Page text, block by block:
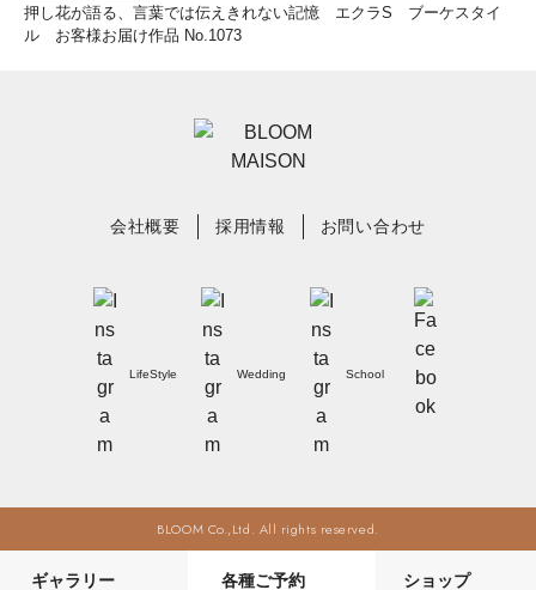
ギャラリー 各種ご予約 ショップ
押し花が語る、言葉では伝えきれない記憶 エクラS ブーケスタイ
ル お客様お届け作品 No.1073
会社概要 採用情報 お問い合わせ
LifeStyle Wedding School
BLOOM Co.,Ltd. All rights reserved.